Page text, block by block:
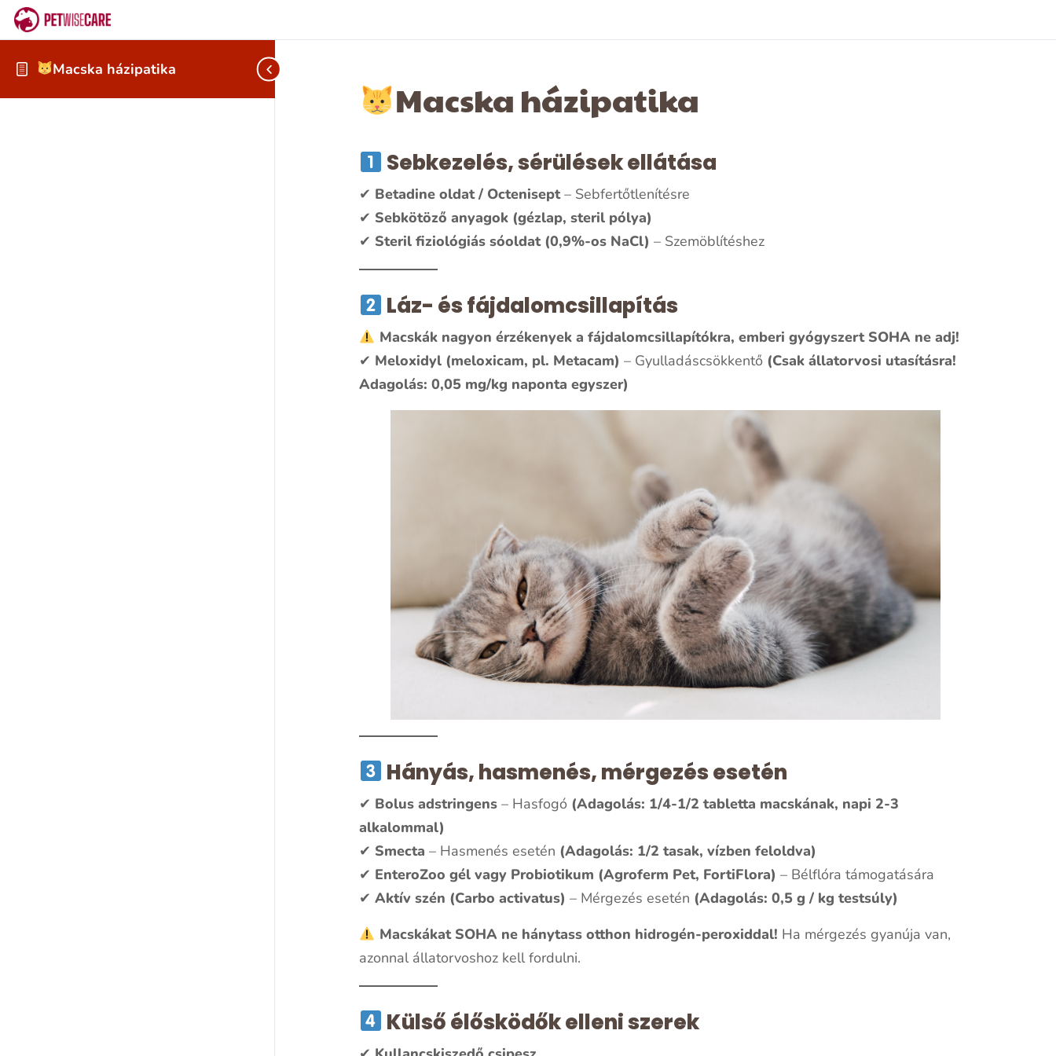
Macska házipatika
Macska házipatika
Sebkezelés, sérülések ellátása
✔ Betadine oldat / Octenisept– Sebfertőtlenítésre
✔ Sebkötöző anyagok (gézlap, steril pólya)
✔ Steril fiziológiás sóoldat (0,9%-os NaCl) – Szemöblítéshez
Láz- és fájdalomcsillapítás
Macskák nagyon érzékenyek a fájdalomcsillapítókra, emberi gyógyszert SOHA ne adj!
✔ Meloxidyl (meloxicam, pl. Metacam) – Gyulladáscsökkentő (Csak állatorvosi utasításra!
Adagolás: 0,05 mg/kg naponta egyszer)
Hányás, hasmenés, mérgezés esetén
✔ Bolus adstringens – Hasfogó (Adagolás: 1/4-1/2 tabletta macskának, napi 2-3
alkalommal)
✔ Smecta – Hasmenés esetén (Adagolás: 1/2 tasak, vízben feloldva)
✔ EnteroZoo gél vagy Probiotikum (Agroferm Pet, FortiFlora) – Bélflóra támogatására
✔ Aktív szén (Carbo activatus) – Mérgezés esetén (Adagolás: 0,5 g / kg testsúly)
Macskákat SOHA ne hánytass otthon hidrogén-peroxiddal! Ha mérgezés gyanúja van,
azonnal állatorvoshoz kell fordulni.
Külső élősködők elleni szerek